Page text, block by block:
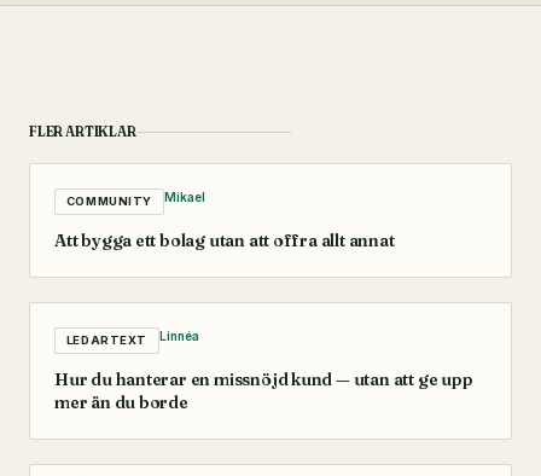
FLER ARTIKLAR
COMMUNITY Mikael
Att bygga ett bolag utan att offra allt annat
LEDARTEXT Linnéa
Hur du hanterar en missnöjd kund — utan att ge upp
mer än du borde